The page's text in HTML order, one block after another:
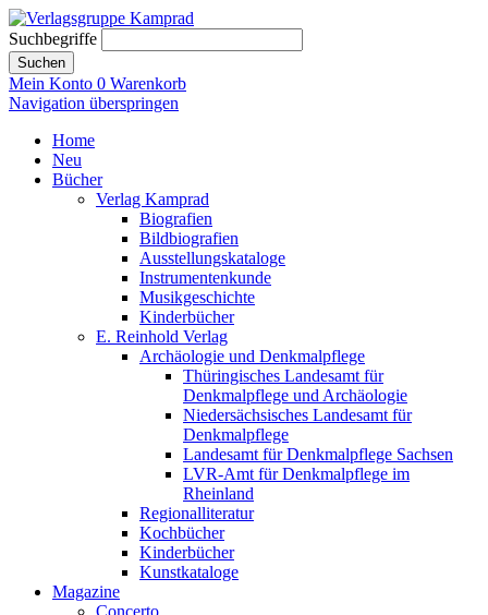
Suchbegriffe
Suchen
Mein Konto 0 Warenkorb
Navigation überspringen
Home
Neu
Bücher
Verlag Kamprad
Biografien
Bildbiografien
Ausstellungskataloge
Instrumentenkunde
Musikgeschichte
Kinderbücher
E. Reinhold Verlag
Archäologie und Denkmalpflege
Thüringisches Landesamt für
Denkmalpflege und Archäologie
Niedersächsisches Landesamt für
Denkmalpflege
Landesamt für Denkmalpflege Sachsen
LVR-Amt für Denkmalpflege im
Rheinland
Regionalliteratur
Kochbücher
Kinderbücher
Kunstkataloge
Magazine
Concerto